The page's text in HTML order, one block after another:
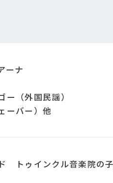
ーナ
ー（外国民謡）
ーバー）他
トゥインクル音楽院の